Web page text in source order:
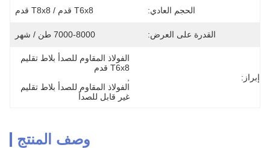
الحجم العادي: T6x8 قدم / T8x8 قدم
القدرة على العرض: 7000-8000 طن / شهر
إبراز:
T6x8 قدم
غير قابل للصدأ
وصف المنتج